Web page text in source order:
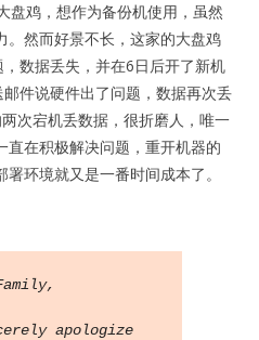
盘鸡，想作为备份机使用，虽然
。然而好景不长，这家的大盘鸡
数据丢失，并在6日后开了新机
件说硬件出了问题，数据再次丢
次宕机丢数据，很折磨人，唯一
在积极解决问题，重开机器的
环境就又是一番时间成本了。
apologize